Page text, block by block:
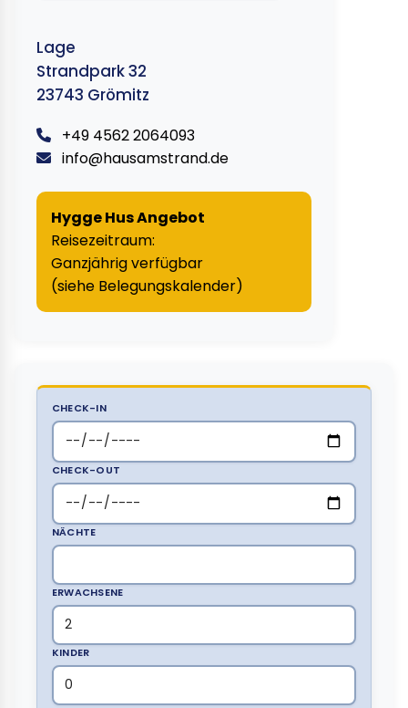
Lage
Strandpark 32
23743 Grömitz
+49 4562 2064093
info@hausamstrand.de
Hygge Hus Angebot
Reisezeitraum:
Ganzjährig verfügbar
(siehe Belegungskalender)
CHECK-IN
CHECK-OUT
NÄCHTE
ERWACHSENE
KINDER
Strand-Bot
Online